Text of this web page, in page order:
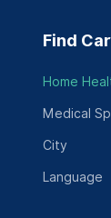
Find
Home
Medical
City
Language